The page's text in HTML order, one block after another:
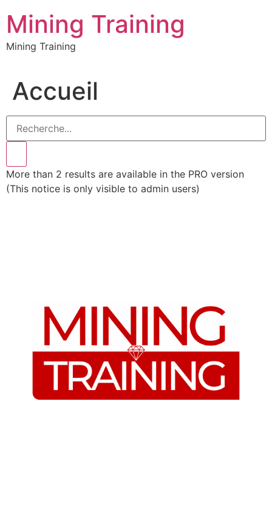
contenu
Mining Training
Mining Training
Accueil
More than 2 results are available in the PRO version
(This notice is only visible to admin users)